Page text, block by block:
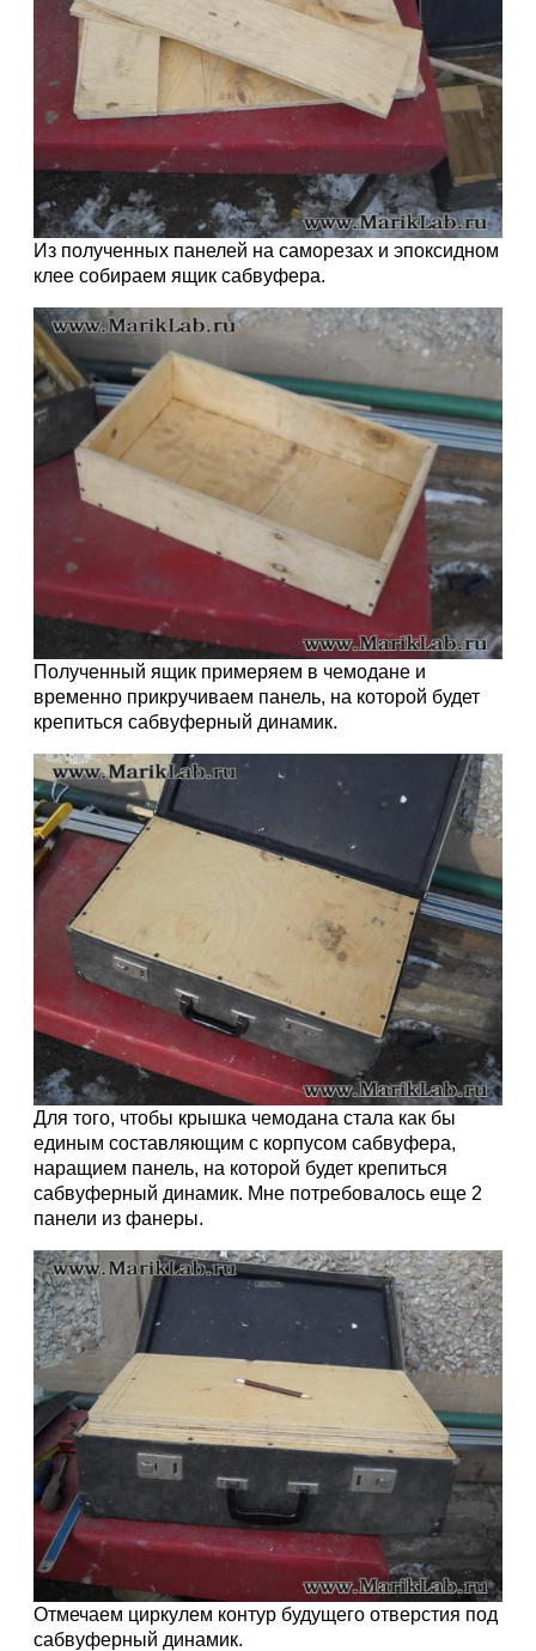
Из полученных панелей на саморезах и эпоксидном
клее собираем ящик сабвуфера.
Полученный ящик примеряем в чемодане и
временно прикручиваем панель, на которой будет
крепиться сабвуферный динамик.
Для того, чтобы крышка чемодана стала как бы
единым составляющим с корпусом сабвуфера,
наращием панель, на которой будет крепиться
сабвуферный динамик. Мне потребовалось еще 2
панели из фанеры.
Отмечаем циркулем контур будущего отверстия под
сабвуферный динамик.